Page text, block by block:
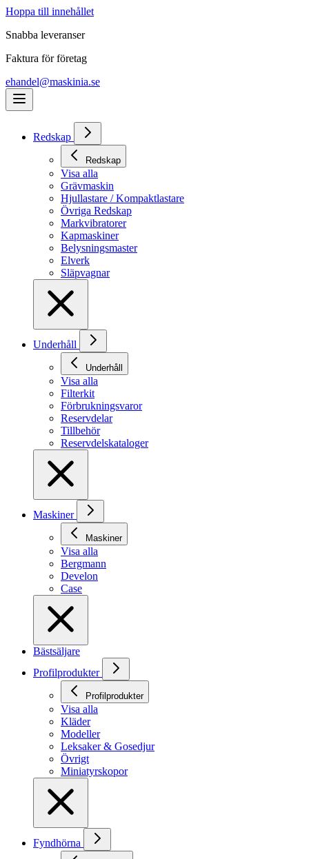
Hoppa till innehållet
Snabba leveranser
Faktura för företag
ehandel@maskinia.se
Redskap
Redskap
Visa alla
Grävmaskin
Hjullastare / Kompaktlastare
Övriga Redskap
Markvibratorer
Kapmaskiner
Belysningsmaster
Elverk
Släpvagnar
Underhåll
Underhåll
Visa alla
Filterkit
Förbrukningsvaror
Reservdelar
Tillbehör
Reservdelskataloger
Maskiner
Maskiner
Visa alla
Bergmann
Develon
Case
Bästsäljare
Profilprodukter
Profilprodukter
Visa alla
Kläder
Modeller
Leksaker & Gosedjur
Övrigt
Miniatyrskopor
Fyndhörna